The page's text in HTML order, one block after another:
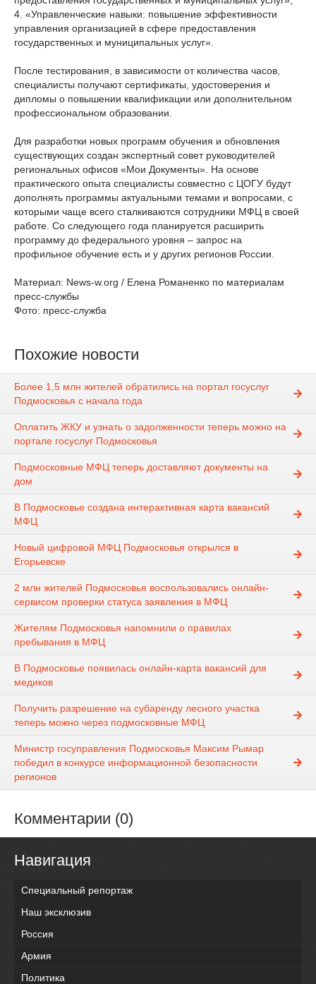
4. «Управленческие навыки: повышение эффективности
управления организацией в сфере предоставления
государственных и муниципальных услуг».
После тестирования, в зависимости от количества часов,
специалисты получают сертификаты, удостоверения и
дипломы о повышении квалификации или дополнительном
профессиональном образовании.
Для разработки новых программ обучения и обновления
существующих создан экспертный совет руководителей
региональных офисов «Мои Документы». На основе
практического опыта специалисты совместно с ЦОГУ будут
дополнять программы актуальными темами и вопросами, с
которыми чаще всего сталкиваются сотрудники МФЦ в своей
работе. Со следующего года планируется расширить
программу до федерального уровня – запрос на
профильное обучение есть и у других регионов России.
Материал: News-w.org / Елена Романенко по материалам
пресс-службы
Фото: пресс-служба
Похожие новости
Более 1,5 млн жителей обратились на портал госуслуг
Подмосковья с начала года
Оплатить ЖКУ и узнать о задолженности теперь можно на
портале госуслуг Подмосковья
Подмосковные МФЦ теперь доставляют документы на
дом
В Подмосковье создана интерактивная карта вакансий
МФЦ
Новый цифровой МФЦ Подмосковья открылся в
Егорьевске
2 млн жителей Подмосковья воспользовались онлайн-
сервисом проверки статуса заявления в МФЦ
Жителям Подмосковья напомнили о правилах
пребывания в МФЦ
В Подмосковье появилась онлайн-карта вакансий для
медиков
Получить разрешение на субаренду лесного участка
теперь можно через подмосковные МФЦ
Министр госуправления Подмосковья Максим Рымар
победил в конкурсе информационной безопасности
регионов
Комментарии (0)
Навигация
Специальный репортаж
Наш эксклюзив
Россия
Армия
Политика